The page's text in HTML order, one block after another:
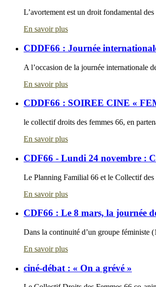
L’avortement est un droit fondamental
En savoir plus
CDDF66 : Journée
A l’occasion de la journée internationale
En savoir plus
CDDF66 : SOIREE CINE «
le collectif droits des femmes 66, en
En savoir plus
CDF66 - Lundi 24 novembre :
Le Planning Familial 66 et le Collectif
En savoir plus
CDF66 : Le 8 mars, la journée
Dans la continuité d’un groupe féministe
En savoir plus
ciné-débat : « On a grévé »